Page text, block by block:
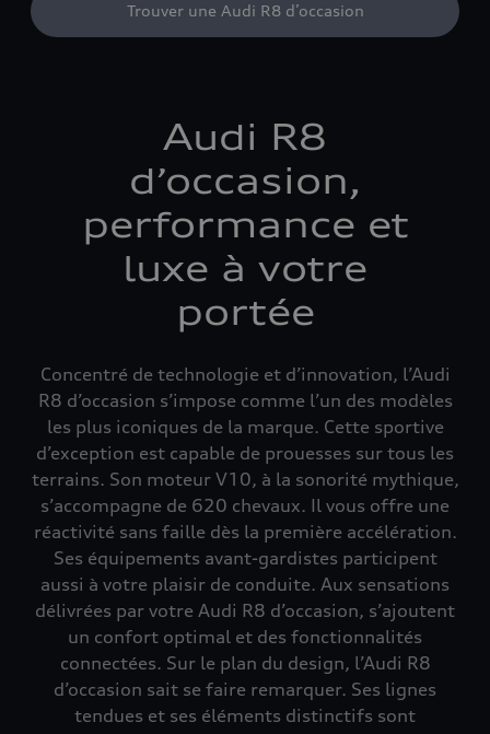
Trouver une Audi R8 d’occasion
Audi R8
d’occasion,
performance et
luxe à votre
portée
Concentré de technologie et d’innovation, l’Audi
R8 d’occasion s’impose comme l’un des modèles
les plus iconiques de la marque. Cette sportive
d’exception est capable de prouesses sur tous les
terrains. Son moteur V10, à la sonorité mythique,
s’accompagne de 620 chevaux. Il vous offre une
réactivité sans faille dès la première accélération.
Ses équipements avant-gardistes participent
aussi à votre plaisir de conduite. Aux sensations
délivrées par votre Audi R8 d’occasion, s’ajoutent
un confort optimal et des fonctionnalités
connectées. Sur le plan du design, l’Audi R8
d’occasion sait se faire remarquer. Ses lignes
tendues et ses éléments distinctifs sont